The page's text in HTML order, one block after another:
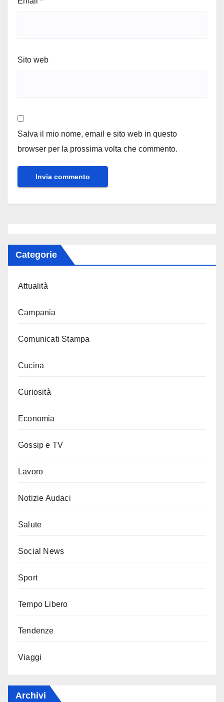
Sito web
Salva il mio nome, email e sito web in questo
browser per la prossima volta che commento.
Categorie
Attualità
Campania
Comunicati Stampa
Cucina
Curiosità
Economia
Gossip e TV
Lavoro
Notizie Audaci
Salute
Social News
Sport
Tempo Libero
Tendenze
Viaggi
Archivi